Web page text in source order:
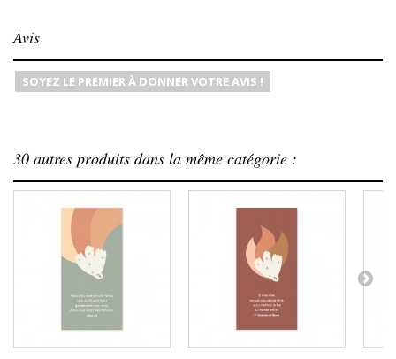
Avis
SOYEZ LE PREMIER À DONNER VOTRE AVIS !
30 autres produits dans la même catégorie :